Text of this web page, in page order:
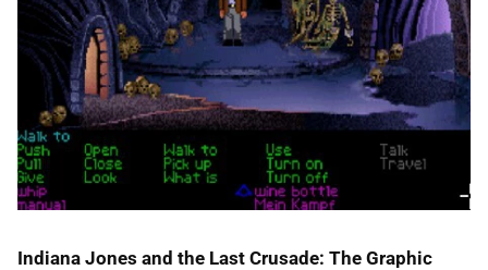
Indiana Jones and the Last Crusade: The Graphic